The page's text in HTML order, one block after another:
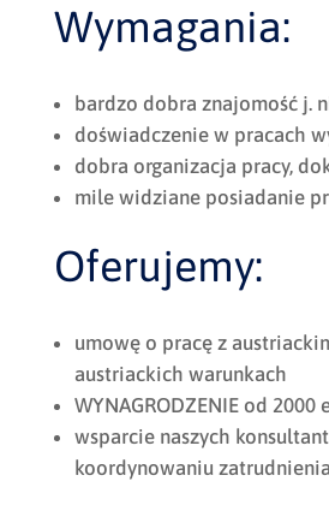
Wymagania:
bardzo dobra znajomość j.
doświadczenie w pracach
dobra organizacja pracy,
mile widziane posiadanie
Oferujemy:
umowę o pracę z
austriackich warunkach
WYNAGRODZENIE od 2000
wsparcie naszych
koordynowaniu zatrudnienia